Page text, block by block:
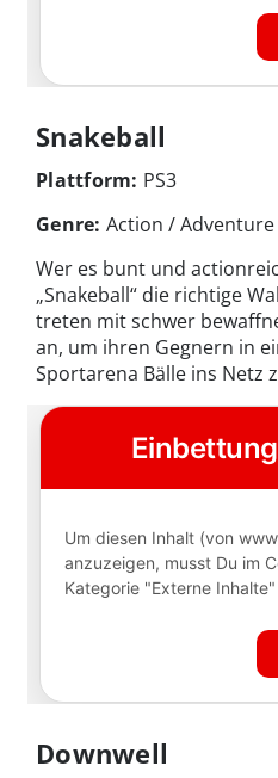
Snakeball
Plattform: PS3
Genre: Action / Adventure
Wer es bunt und
„Snakeball“ die richtige
treten mit schwer
an, um ihren Gegnern in
Sportarena Bälle ins Netz
Downwell